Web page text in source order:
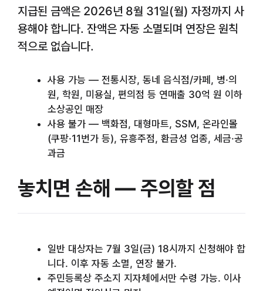
지급된 금액은 2026년 8월 31일(월) 자정까지 사
용해야 합니다. 잔액은 자동 소멸되며 연장은 원칙
적으로 없습니다.
사용 가능 — 전통시장, 동네 음식점/카페, 병·의
원, 학원, 미용실, 편의점 등 연매출 30억 원 이하
소상공인 매장
사용 불가 — 백화점, 대형마트, SSM, 온라인몰
(쿠팡·11번가 등), 유흥주점, 환금성 업종, 세금·공
과금
놓치면 손해 — 주의할 점
일반 대상자는 7월 3일(금) 18시까지 신청해야 합
니다. 이후 자동 소멸, 연장 불가.
주민등록상 주소지 지자체에서만 수령 가능. 이사